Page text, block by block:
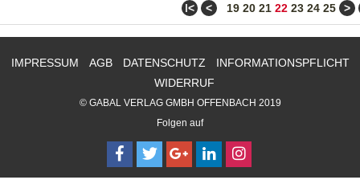
ǀ< < 19 20 21 22 23 24 25 >
IMPRESSUM AGB DATENSCHUTZ
INFORMATIONSPFLICHT
WIDERRUF
© GABAL VERLAG GMBH OFFENBACH 2019
Folgen auf